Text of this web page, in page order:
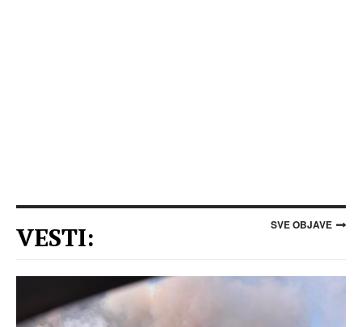
VESTI: SVE OBJAVE